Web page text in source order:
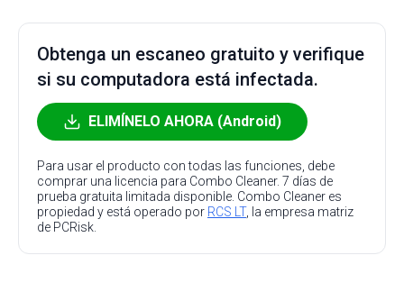
Obtenga un escaneo gratuito y verifique
si su computadora está infectada.
ELIMÍNELO AHORA (Android)
Para usar el producto con todas las funciones, debe
comprar una licencia para Combo Cleaner. 7 días de
prueba gratuita limitada disponible. Combo Cleaner es
propiedad y está operado por RCS LT, la empresa matriz
de PCRisk.